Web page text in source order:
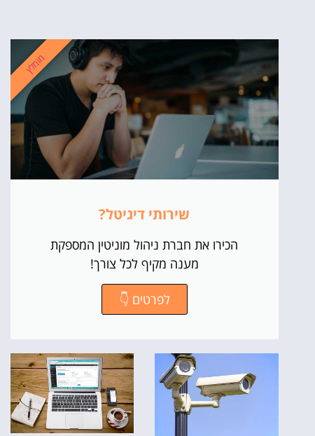
שירותי דיגיטל?
הכירו את חברת ניהול מוניטין המספקת
מענה מקיף לכל צורך!
לפרטים 👇
מומלץ